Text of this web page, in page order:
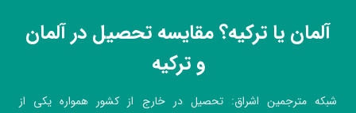
آلمان یا ترکیه؟ مقایسه تحصیل در آلمان
و ترکیه
شبکه مترجمین اشراق: تحصیل در خارج از کشور همواره یکی از